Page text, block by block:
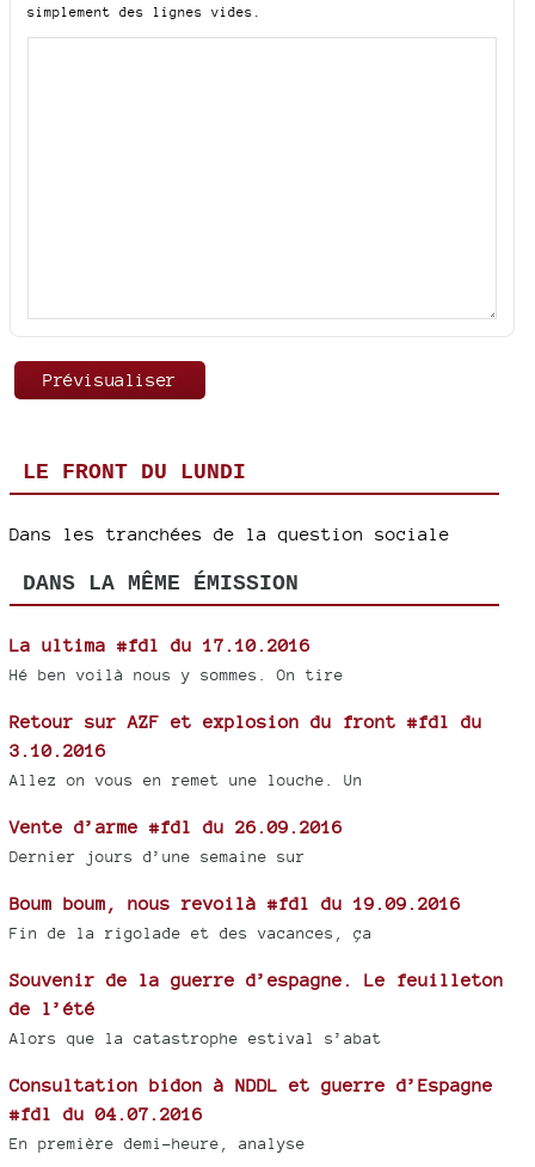
simplement des lignes vides.
LE FRONT DU LUNDI
Dans les tranchées de la question sociale
DANS LA MÊME ÉMISSION
La ultima #fdl du 17.10.2016
Hé ben voilà nous y sommes. On tire
Retour sur AZF et explosion du front #fdl du
3.10.2016
Allez on vous en remet une louche. Un
Vente d’arme #fdl du 26.09.2016
Dernier jours d’une semaine sur
Boum boum, nous revoilà #fdl du 19.09.2016
Fin de la rigolade et des vacances, ça
Souvenir de la guerre d’espagne. Le feuilleton
de l’été
Alors que la catastrophe estival s’abat
Consultation bidon à NDDL et guerre d’Espagne
#fdl du 04.07.2016
En première demi-heure, analyse